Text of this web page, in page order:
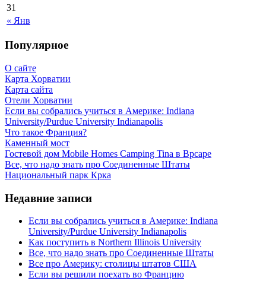
« Янв
31
Популярное
О сайте
Карта Хорватии
Карта сайта
Отели Хорватии
Если вы собрались учиться в Америке: Indiana
University/Purdue University Indianapolis
Что такое Франция?
Каменный мост
Гостевой дом Mobile Homes Camping Tina в Врсаре
Все, что надо знать про Соединенные Штаты
Национальный парк Крка
Недавние записи
Если вы собрались учиться в Америке: Indiana
University/Purdue University Indianapolis
Как поступить в Northern Illinois University
Все, что надо знать про Соединенные Штаты
Все про Америку: столицы штатов США
Если вы решили поехать во Францию